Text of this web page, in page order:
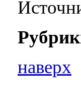
наверх